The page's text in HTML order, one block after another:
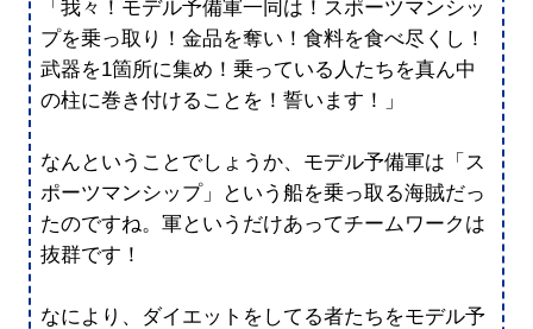
「我々！モデル予備軍一同は！スポーツマンシッ
プを乗っ取り！金品を奪い！食料を食べ尽くし！
武器を1箇所に集め！乗っている人たちを真ん中
の柱に巻き付けることを！誓います！」
なんということでしょうか、モデル予備軍は「ス
ポーツマンシップ」という船を乗っ取る海賊だっ
たのですね。軍というだけあってチームワークは
抜群です！
なにより、ダイエットをしてる者たちをモデル予